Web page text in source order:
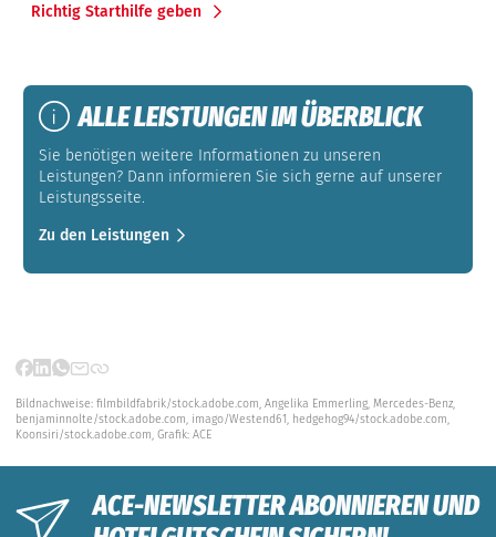
Richtig Starthilfe geben
ALLE LEISTUNGEN IM ÜBERBLICK
Sie benötigen weitere Informationen zu unseren
Leistungen? Dann informieren Sie sich gerne auf unserer
Leistungsseite.
Zu den Leistungen
Bildnachweise: filmbildfabrik/stock.adobe.com, Angelika Emmerling, Mercedes-Benz,
benjaminnolte/stock.adobe.com, imago/Westend61, hedgehog94/stock.adobe.com,
Koonsiri/stock.adobe.com, Grafik: ACE
ACE-NEWSLETTER ABONNIEREN UND